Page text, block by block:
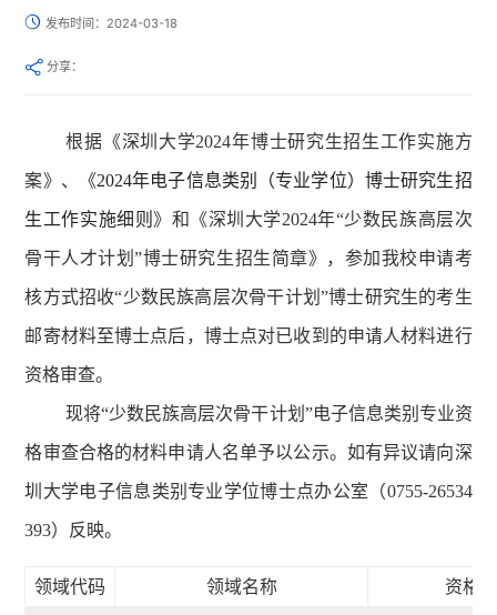
发布时间：2024-03-18
分享：
根据《深圳大学2024年博士研究生招生工作实施方
案》、《2024年电子信息类别（专业学位）博士研究生招
生工作实施细则 》和《深圳大学2024年“少数民族高层次
骨干人才计划”博士研究生招生简章》，参加我校申请考
核方式招收“少数民族高层次骨干计划”博士研究生的考生
邮寄材料至博士点后，博士点对已收到的申请人材料进行
资格审查。
现将“少数民族高层次骨干计划”电子信息类别专业资
格审查合格的材料申请人名单予以公示。如有异议请向深
圳大学电子信息类别专业学位博士点办公室（0755-26534
393）反映。
领域代码 领域名称 资格